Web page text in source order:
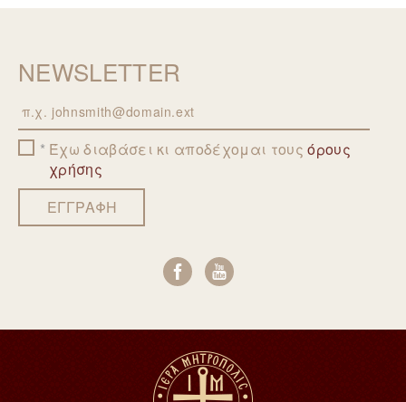
NEWSLETTER
Email Έχω διαβάσει κι αποδέχομαι τουςόρους
χρήσης
ΕΓΓΡΑΦΗ